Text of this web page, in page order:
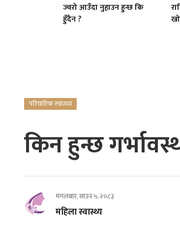
ज्वरो आउँदा नुहाउन हुन्छ कि
हुँदैन ?
परिवारिक स्वास्थ्य
किन हुन्छ
मंगलबार, साउन ५, २०८३
महिला स्वास्थ्य